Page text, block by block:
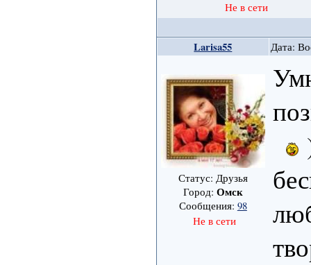
Не в сети
Larisa55 Дата:
Статус: Друзья
Город: Омск
Сообщения: 98
Не в сети